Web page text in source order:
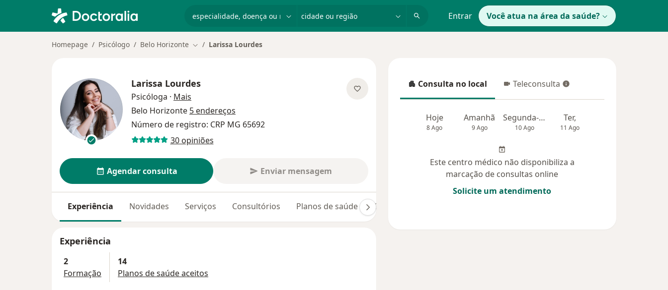
Entrar Você atua na área da saúde?
Homepage Psicólogo Belo Horizonte Mudar de cidade
Larissa Lourdes
Larissa Lourdes
Psicóloga · Mais
Belo Horizonte 5 endereços
Número de registro: CRP MG 65692
30 opiniões
Agendar consulta Enviar mensagem
Experiência Novidades Serviços Consultórios Planos de saúde Opiniões (30)
Experiência
2
Formação
14
Planos de saúde aceitos
Consulta no local
Consulta no local Teleconsulta
Teleconsulta
Hoje
8 Ago
Amanhã
9 Ago
Segunda-feira
10 Ago
Ter,
11 Ago
Este centro médico não disponibiliza a
marcação de consultas online
Solicite um atendimento